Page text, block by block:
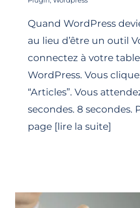
Quand WordPress
au lieu d’être un outil
connectez à votre
WordPress. Vous
“Articles”. Vous
secondes. 8 secondes.
page [lire la suite]